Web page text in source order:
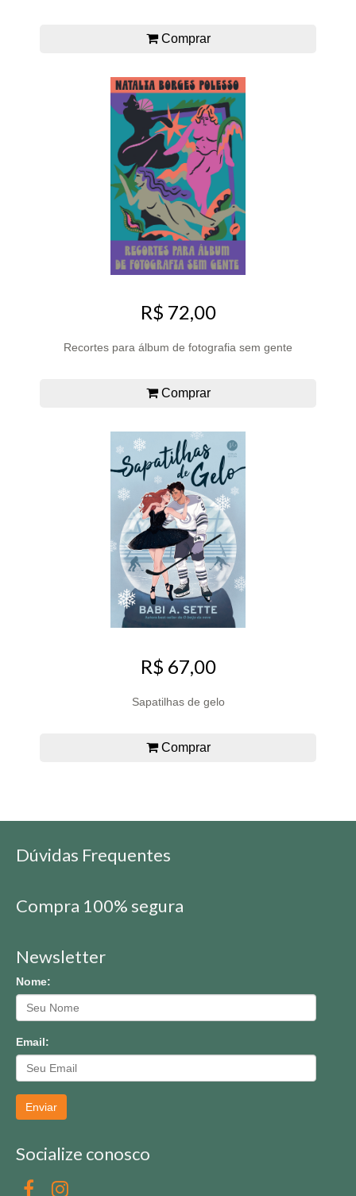
Comprar
R$ 72,00
Recortes para álbum de fotografia sem gente
Comprar
R$ 67,00
Sapatilhas de gelo
Comprar
Dúvidas Frequentes
Compra 100% segura
Newsletter
Nome:
Email:
Enviar
Socialize conosco